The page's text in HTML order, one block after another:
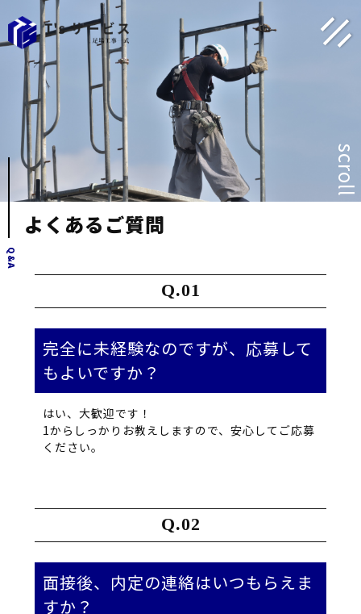
scroll
よくあるご質問
Q
&
A
完全に未経験なのですが、応募して
もよいですか？
はい、大歓迎です！
1からしっかりお教えしますので、安心してご応募
ください。
面接後、内定の連絡はいつもらえま
すか？